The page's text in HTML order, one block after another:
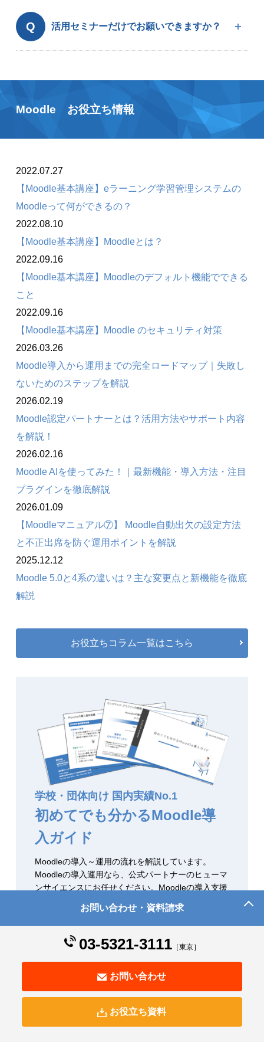
Q 活用セミナーだけでお願いできますか？
Moodle お役立ち情報
2022.07.27
【Moodle基本講座】eラーニング学習管理システムの
Moodleって何ができるの？
2022.08.10
【Moodle基本講座】Moodleとは？
2022.09.16
【Moodle基本講座】Moodleのデフォルト機能でできる
こと
2022.09.16
【Moodle基本講座】Moodle のセキュリティ対策
2026.03.26
Moodle導入から運用までの完全ロードマップ｜失敗し
ないためのステップを解説
2026.02.19
Moodle認定パートナーとは？活用方法やサポート内容
を解説！
2026.02.16
Moodle AIを使ってみた！｜最新機能・導入方法・注目
プラグインを徹底解説
2026.01.09
【Moodleマニュアル⑦】 Moodle自動出欠の設定方法
と不正出席を防ぐ運用ポイントを解説
2025.12.12
Moodle 5.0と4系の違いは？主な変更点と新機能を徹底
解説
お役立ちコラム一覧はこちら
学校・団体向け 国内実績No.1
初めてでも分かるMoodle導
入ガイド
Moodleの導入～運用の流れを解説しています。
Moodleの導入運用なら、公式パートナーのヒューマ
ンサイエンスにお任せください。Moodleの導入支援
実績も多数ご紹介しています。
プロジェクト:866件以上
企業・学校・団体:80事例以上
お問い合わせ・資料請求
03-5321-3111［東京］
お問い合わせ
お役立ち資料